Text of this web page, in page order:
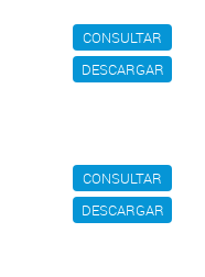
CONSULTAR
DESCARGAR
CONSULTAR
DESCARGAR